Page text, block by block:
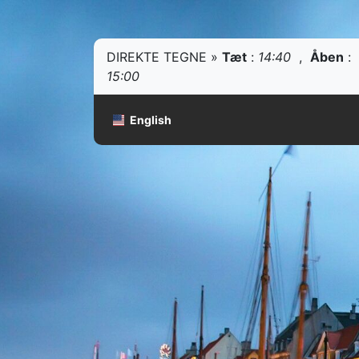
DIREKTE TEGNE » Tæt : 14:40 , Åben :
15:00
English